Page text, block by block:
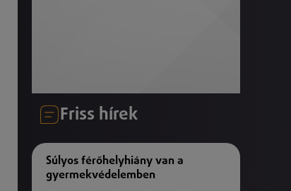
Friss hírek
Súlyos férőhelyhiány van a
gyermekvédelemben